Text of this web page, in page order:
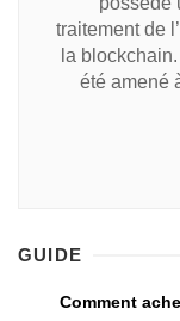
traitement de
la
été amené
GUIDE
Comment